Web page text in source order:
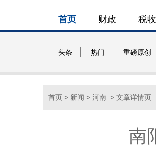
首页 财政 税收
头条 热门 重磅原创
首页 > 新闻 > 河南 > 文章详情页
南